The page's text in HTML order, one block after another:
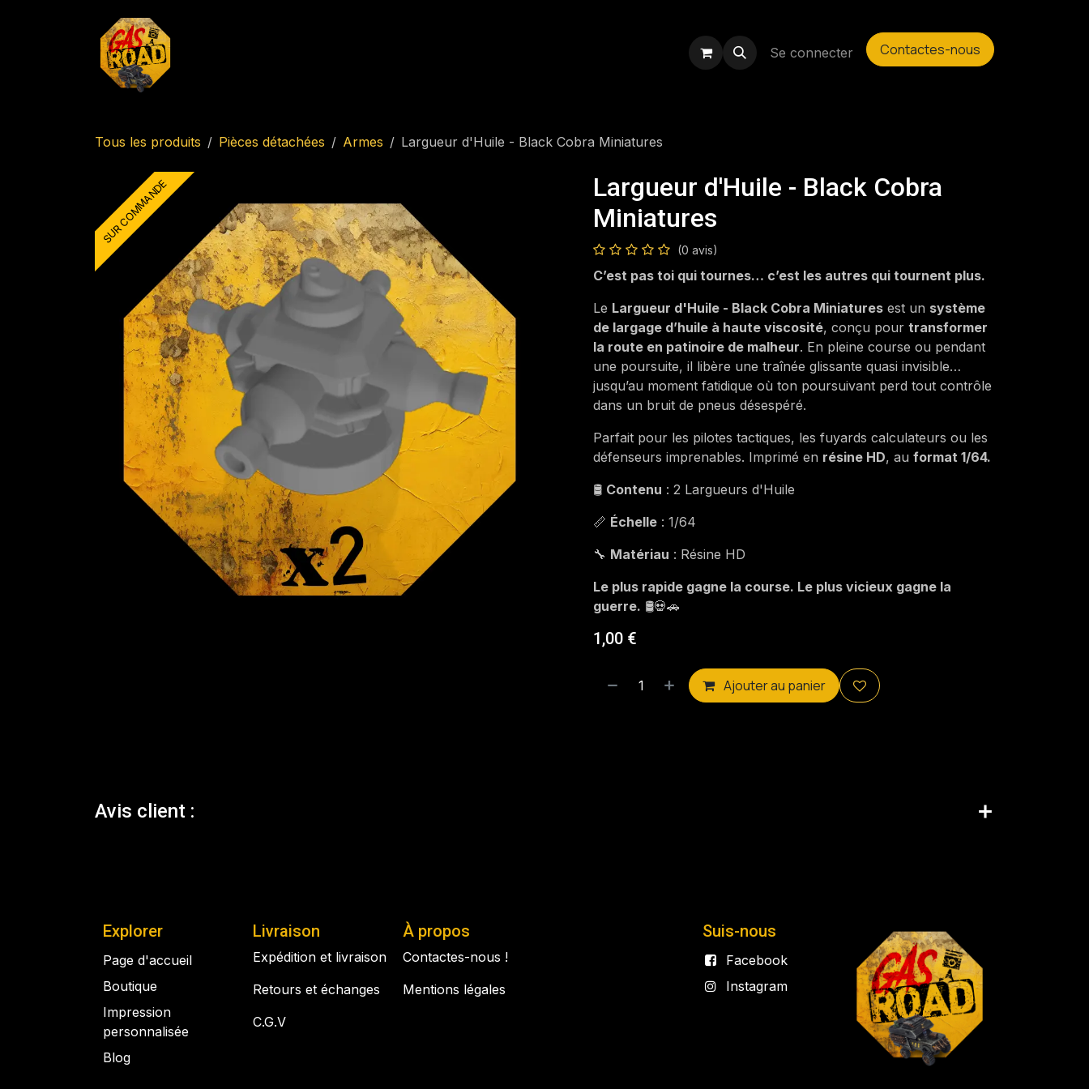
Se connecter Contactes-nous
Tous les produits Pièces détachées Armes Largueur d'Huile - Black Cobra Miniatures
SUR COMMANDE
Largueur d'Huile - Black Cobra
Miniatures
(0 avis)
C’est pas toi qui tournes… c’est les autres qui tournent plus.
Le Largueur d'Huile - Black Cobra Miniatures est un système
de largage d’huile à haute viscosité, conçu pour transformer
la route en patinoire de malheur. En pleine course ou pendant
une poursuite, il libère une traînée glissante quasi invisible…
jusqu’au moment fatidique où ton poursuivant perd tout contrôle
dans un bruit de pneus désespéré.
Parfait pour les pilotes tactiques, les fuyards calculateurs ou les
défenseurs imprenables. Imprimé en résine HD, au format 1/64.
🛢️ Contenu : 2 Largueurs d'Huile
📏 Échelle : 1/64
🔧 Matériau : Résine HD
Le plus rapide gagne la course. Le plus vicieux gagne la
guerre. 🛢️💀🚗
1,00 €
Ajouter au panier
Avis client :
Explorer
Page d'accueil
Boutique
Impression
personnalisée
Blog
Suis-nous
Facebook
Instagram
Livraison
Expédition et livraison
Retours et échanges
C.G.V
À propos
Contactes-nous !
Mentions légales